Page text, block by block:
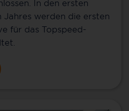
In den ersten
Jahres werden die ersten
für das Topspeed-